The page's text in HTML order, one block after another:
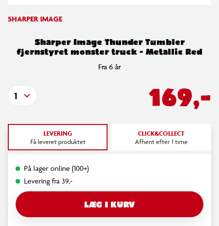
SHARPER IMAGE
Sharper Image Thunder Tumbler
fjernstyret monster truck - Metallic Red
Fra 6 år
169,-
1
LEVERING
Få leveret produktet
CLICK&COLLECT
Afhent efter 1 time
På lager online (100+)
Levering fra 39,-
LÆG I KURV